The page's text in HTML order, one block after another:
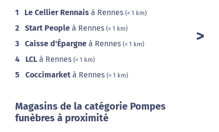
1 Le Cellier Rennais à Rennes (< 1 km)
2 Start People à Rennes (< 1 km)
3 Caisse d'Épargne à Rennes (< 1 km)
4 LCL à Rennes (< 1 km)
5 Coccimarket à Rennes (< 1 km)
Magasins de la catégorie Pompes
funèbres à proximité